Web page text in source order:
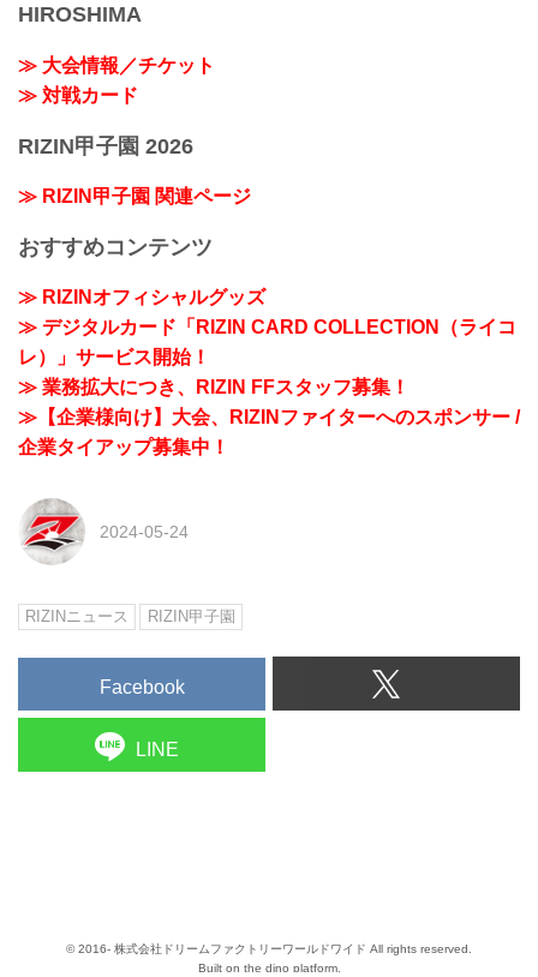
HIROSHIMA
≫ 大会情報／チケット
≫ 対戦カード
RIZIN甲子園 2026
≫ RIZIN甲子園 関連ページ
おすすめコンテンツ
≫ RIZINオフィシャルグッズ
≫ デジタルカード「RIZIN CARD COLLECTION（ライコ
レ）」サービス開始！
≫ 業務拡大につき、RIZIN FFスタッフ募集！
≫【企業様向け】大会、RIZINファイターへのスポンサー /
企業タイアップ募集中！
2024-05-24
RIZINニュース RIZIN甲子園
Facebook
LINE
© 2016- 株式会社ドリームファクトリーワールドワイド All rights reserved.
Built on the dino platform.